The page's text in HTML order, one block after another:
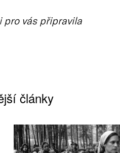
pro vás připravila
články